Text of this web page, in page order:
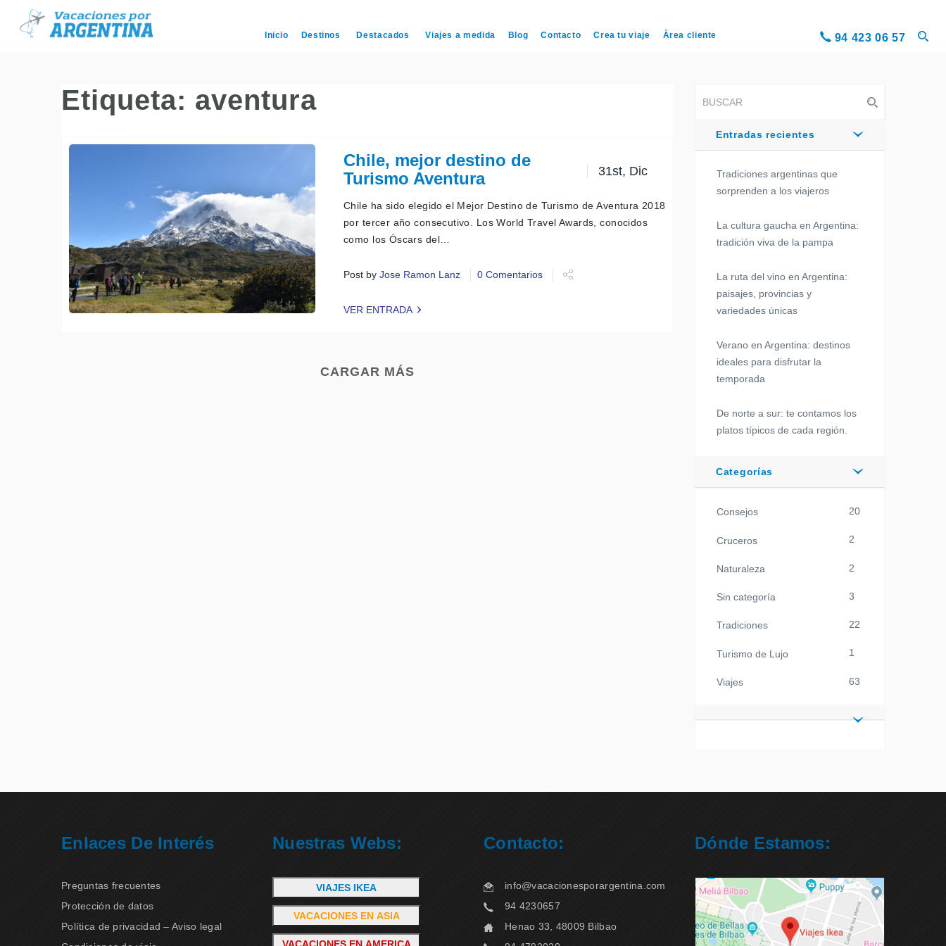
Inicio Destinos Destacados Viajes a medida Blog Contacto Crea tu viaje Àrea cliente 94 423 06 57
Etiqueta: aventura
Chile, mejor destino de
Turismo Aventura
31st, Dic
Chile ha sido elegido el Mejor Destino de Turismo de Aventura 2018
por tercer año consecutivo. Los World Travel Awards, conocidos
como los Óscars del…
Post by Jose Ramon Lanz 0 Comentarios
VER ENTRADA
CARGAR MÁS
Entradas recientes
Tradiciones argentinas que
sorprenden a los viajeros
La cultura gaucha en Argentina:
tradición viva de la pampa
La ruta del vino en Argentina:
paisajes, provincias y
variedades únicas
Verano en Argentina: destinos
ideales para disfrutar la
temporada
De norte a sur: te contamos los
platos típicos de cada región.
Categorías
Consejos 20
Cruceros 2
Naturaleza 2
Sin categoría 3
Tradiciones 22
Turismo de Lujo 1
Viajes 63
Enlaces De Interés
Preguntas frecuentes
Protección de datos
Política de privacidad – Aviso legal
Nuestras Webs:
VIAJES IKEA
VACACIONES EN ASIA
Contacto:
info@vacacionesporargentina.com
94 4230657
Henao 33, 48009 Bilbao
Dónde Estamos: